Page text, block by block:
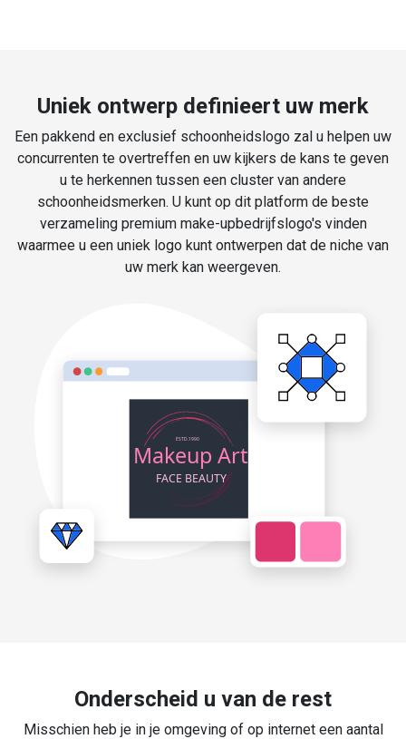
Uniek ontwerp definieert uw merk
Een pakkend en exclusief schoonheidslogo zal u helpen uw
concurrenten te overtreffen en uw kijkers de kans te geven
u te herkennen tussen een cluster van andere
schoonheidsmerken. U kunt op dit platform de beste
verzameling premium make-upbedrijfslogo's vinden
waarmee u een uniek logo kunt ontwerpen dat de niche van
uw merk kan weergeven.
Onderscheid u van de rest
Misschien heb je in je omgeving of op internet een aantal